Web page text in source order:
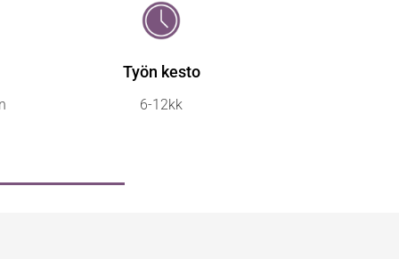
Työn kesto
6-12kk